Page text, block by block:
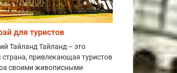
для туристов
Тайланд Тайланд – это
страна, привлекающая туристов
своими живописными